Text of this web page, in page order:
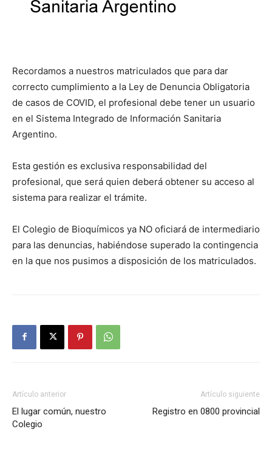
Recordamos a nuestros matriculados que para dar
correcto cumplimiento a la Ley de Denuncia Obligatoria
de casos de COVID, el profesional debe tener un usuario
en el Sistema Integrado de Información Sanitaria
Argentino.
Esta gestión es exclusiva responsabilidad del
profesional, que será quien deberá obtener su acceso al
sistema para realizar el trámite.
El Colegio de Bioquímicos ya NO oficiará de intermediario
para las denuncias, habiéndose superado la contingencia
en la que nos pusimos a disposición de los matriculados.
Artículo anterior
El lugar común, nuestro
Colegio
Artículo siguiente
Registro en 0800 provincial